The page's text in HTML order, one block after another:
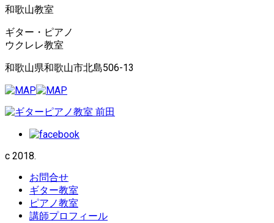
和歌山教室
ギター・ピアノ
ウクレレ教室
和歌山県和歌山市北島506-13
c 2018.
お問合せ
ギター教室
ピアノ教室
講師プロフィール